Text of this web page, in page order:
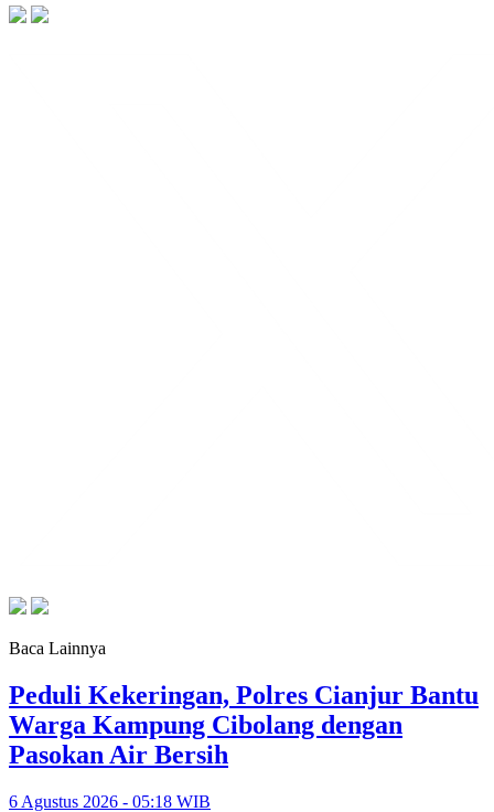
Baca Lainnya
Peduli Kekeringan, Polres Cianjur Bantu
Warga Kampung Cibolang dengan
Pasokan Air Bersih
6 Agustus 2026 - 05:18 WIB